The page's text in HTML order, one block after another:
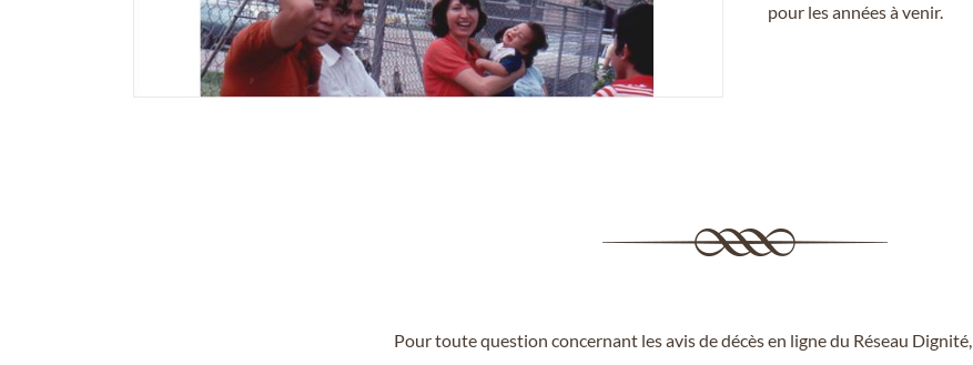
pour les années à venir.
Pour toute question concernant les avis de décès en ligne du Réseau Dignité,